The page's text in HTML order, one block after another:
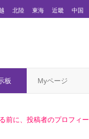
北陸 東海 近畿 中国
板 Myページ
前に、投稿者のプロフィー